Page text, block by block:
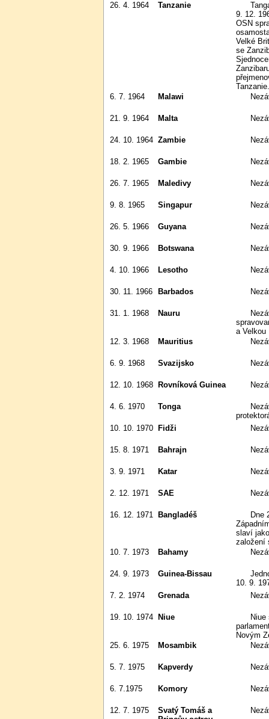
26. 4. 1964 Tanzanie
Tanganyika se osamostatnila
9. 12.
OSN
Velké
se
Tanzanie.
6. 7. 1964
Malawi
21. 9. 1964 Malta
24. 10. 1964 Zambie
18. 2. 1965 Gambie
26. 7. 1965 Maledivy
9. 8. 1965 Singapur
26. 5. 1966 Guyana
30. 9. 1966 Botswana
4. 10. 1966 Lesotho
30. 11. 1966 Barbados
31. 1. 1968 Nauru
Nezávislost na mandátu OSN
a Velkou
12. 3. 1968
Mauritius
6. 9. 1968 Svazijsko
12. 10. 1968 Rovníková Guinea
4. 6. 1970 Tonga
Nezávislost na britském
10. 10. 1970
Fidži
15. 8. 1971 Bahrajn
3. 9. 1971 Katar
2. 12. 1971 SAE
16. 12. 1971 Bangladéš
Dne 26. 3. 1971 nezávislost na
slaví
založení
10. 7. 1973
Bahamy
24. 9. 1973 Guinea-Bissau
Jednostranně vyhlášená nezávislost;
10. 9.
7. 2. 1974
Grenada
19. 10. 1974 Niue
Niue se stalo samosprávnou
Novým
25. 6. 1975
Mosambik
5. 7. 1975 Kapverdy
6. 7.1975 Komory
12. 7. 1975
Svatý Tomáš a